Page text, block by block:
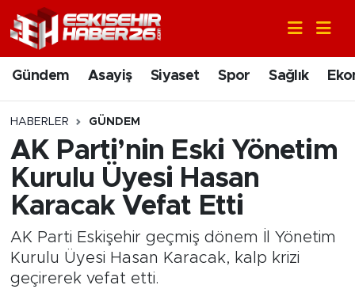
Gündem Asayiş Siyaset Spor Sağlık
HABERLER GÜNDEM
AK Parti’nin Eski Yönetim
Kurulu Üyesi Hasan
Karacak Vefat Etti
AK Parti Eskişehir geçmiş dönem İl Yönetim
Kurulu Üyesi Hasan Karacak, kalp krizi
geçirerek vefat etti.
Gündem
Asayiş
Siyaset
Spor
Ekonomi
Nöbetçi Eczaneler
Hava Durumu
Trafik Durumu
Süper Lig Puan Durumu ve Fikstür
Son Dakika Haberleri